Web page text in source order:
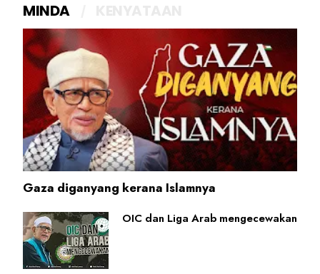
MINDA
Gaza diganyang kerana Islamnya
OIC dan Liga Arab mengecewakan